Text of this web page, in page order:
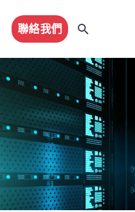
聯絡我們